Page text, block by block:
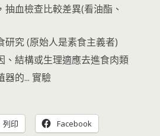
抽血檢查比較差異(看油酯、
研究 (原始人是素食主義者)
、結構或生理適應去進食肉類
器的... 實驗
列印 Facebook